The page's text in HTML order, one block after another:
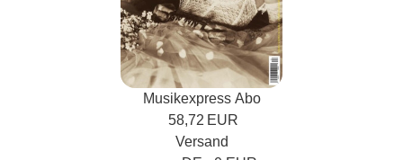
Musikexpress Abo
58,72 EUR
Versand